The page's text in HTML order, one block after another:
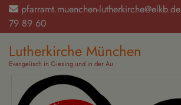
Direkt
zum
Inhalt
pfarramt.muenchen-lutherkirche@elkb.de
79 89 60‬
Lutherkirche München
Evangelisch in Giesing und in der Au